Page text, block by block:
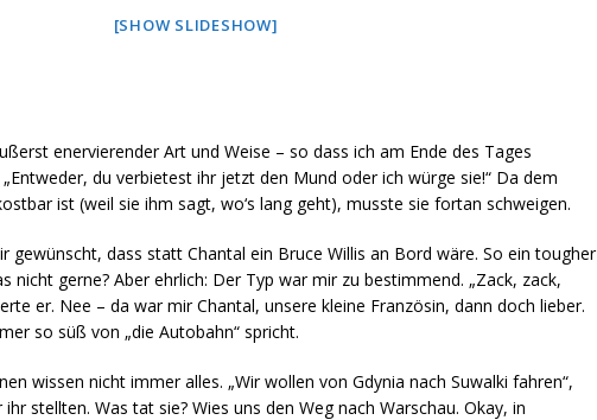
[SHOW SLIDESHOW]
enervierender Art und Weise – so dass ich am Ende des Tages
du verbietest ihr jetzt den Mund oder ich würge sie!“ Da dem
ist (weil sie ihm sagt, wo‘s lang geht), musste sie fortan schweigen.
gewünscht, dass statt Chantal ein Bruce Willis an Bord wäre. So ein tougher
nicht gerne? Aber ehrlich: Der Typ war mir zu bestimmend. „Zack, zack,
er. Nee – da war mir Chantal, unsere kleine Französin, dann doch lieber.
so süß von „die Autobahn“ spricht.
wissen nicht immer alles. „Wir wollen von Gdynia nach Suwalki fahren“,
stellten. Was tat sie? Wies uns den Weg nach Warschau. Okay, in